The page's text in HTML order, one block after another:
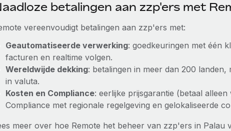
betalingen aan zzp'ers met
vereenvoudigt betalingen aan zzp'ers met:
Geautomatiseerde verwerking: goedkeuringen met één
facturen en realtime volgen.
Wereldwijde dekking: betalingen in meer dan 200
in valuta.
Kosten en Compliance: eerlijke prijsgarantie (betaal
Compliance met regionale regelgeving en gelokaliseerde
meer over hoe Remote het beheer van zzp'ers in Palau